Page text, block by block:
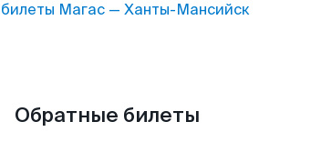
Магас— Ханты-Мансийск
Обратные билеты